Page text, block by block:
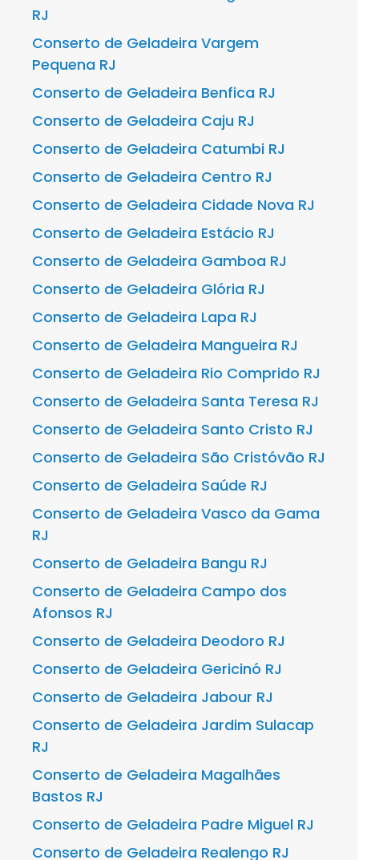
RJ
Conserto de Geladeira Vargem
Pequena RJ
Conserto de Geladeira Benfica RJ
Conserto de Geladeira Caju RJ
Conserto de Geladeira Catumbi RJ
Conserto de Geladeira Centro RJ
Conserto de Geladeira Cidade Nova RJ
Conserto de Geladeira Estácio RJ
Conserto de Geladeira Gamboa RJ
Conserto de Geladeira Glória RJ
Conserto de Geladeira Lapa RJ
Conserto de Geladeira Mangueira RJ
Conserto de Geladeira Rio Comprido RJ
Conserto de Geladeira Santa Teresa RJ
Conserto de Geladeira Santo Cristo RJ
Conserto de Geladeira São Cristóvão RJ
Conserto de Geladeira Saúde RJ
Conserto de Geladeira Vasco da Gama
RJ
Conserto de Geladeira Bangu RJ
Conserto de Geladeira Campo dos
Afonsos RJ
Conserto de Geladeira Deodoro RJ
Conserto de Geladeira Gericinó RJ
Conserto de Geladeira Jabour RJ
Conserto de Geladeira Jardim Sulacap
RJ
Conserto de Geladeira Magalhães
Bastos RJ
Conserto de Geladeira Padre Miguel RJ
Conserto de Geladeira Realengo RJ